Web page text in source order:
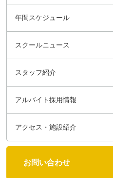
年間スケジュール
スクールニュース
スタッフ紹介
アルバイト採用情報
アクセス・施設紹介
お問い合わせ